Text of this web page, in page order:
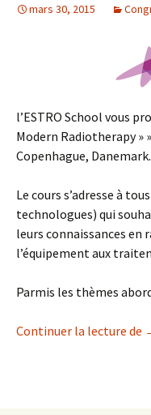
mars 30, 2015
l’ESTRO School vous
Modern Radiotherapy »
Copenhague, Danemark.
Le cours s’adresse à
technologues) qui
leurs connaissances en
l’équipement aux
Parmis les thèmes
Continuer la lecture de